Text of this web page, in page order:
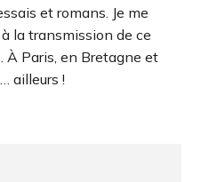
et romans. Je me
la transmission de ce
À Paris, en Bretagne et
ailleurs !